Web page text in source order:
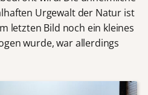
Urgewalt der Natur ist
letzten Bild noch ein kleines
wurde, war allerdings